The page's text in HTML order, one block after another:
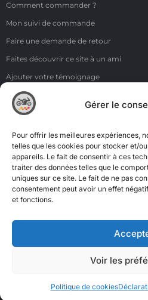
Gérer le
Pour offrir les meilleures expériences,
telles que les cookies pour stocker et/
appareils. Le fait de consentir à ces
traiter des données telles que le
uniques sur ce site. Le fait de ne pas
consentement peut avoir un effet
et fonctions.
Voir les
Politique de cookies
Comment commander ?
Mon suivi de commande
Faire une demande de retour
Faites découvrir ce site à un ami
Ajouter votre témoignage
Voir tous les témoignages
Liens
NOS COORDONNÉES
ZI de la Moinerie - 8 rue du
Email: contact@accimoto.com
Standard : +33(0)1 69 88 16 16